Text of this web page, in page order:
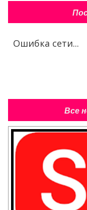
Ошибка сети...
Все